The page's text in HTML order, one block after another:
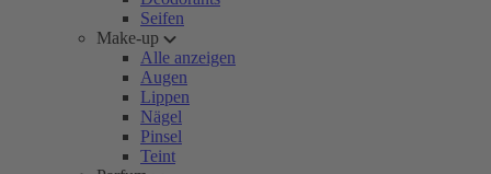
Seifen
Make-up
Alle anzeigen
Augen
Lippen
Nägel
Pinsel
Teint